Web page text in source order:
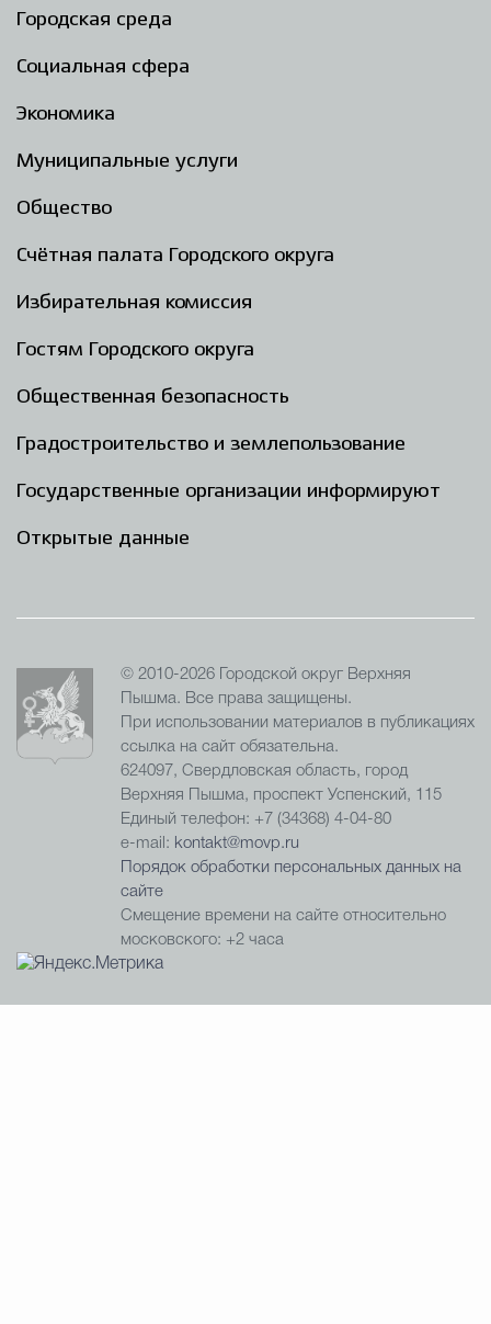
Городская среда
Социальная сфера
Экономика
Муниципальные услуги
Общество
Счётная палата Городского округа
Избирательная комиссия
Гостям Городского округа
Общественная безопасность
Градостроительство и землепользование
Государственные организации информируют
Открытые данные
© 2010-2026 Городской округ Верхняя
Пышма. Все права защищены.
При использовании материалов в публикациях
ссылка на сайт обязательна.
624097, Свердловская область, город
Верхняя Пышма, проспект Успенский, 115
Единый телефон: +7 (34368) 4-04-80
e-mail: kontakt@movp.ru
Порядок обработки персональных данных на
сайте
Смещение времени на сайте относительно
московского: +2 часа